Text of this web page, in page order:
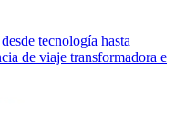
tecnología hasta
de viaje transformadora e